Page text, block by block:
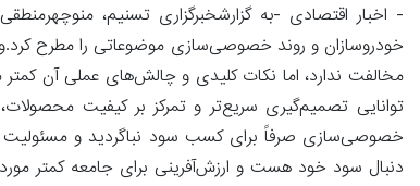
- اخبار اقتصادی -به گزارشخبرگزاری تسنیم،
خودروسازان و روند خصوصی‌سازی موضوعاتی را مطرح
مخالفت ندارد، اما نکات کلیدی و چالش‌های عملی آن
توانایی تصمیم‌گیری سریع‌تر و تمرکز بر کیفیت
خصوصی‌سازی صرفاً برای کسب سود نباگردید و مسئولیت